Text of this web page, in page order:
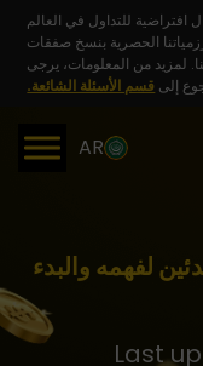
للتداول في العالم
الحصرية بنسخ صفقات
لمزيد من المعلومات، يرجى
إلى قسم الأسئلة الشائعة.
AR
لفهمه والبدء
Last